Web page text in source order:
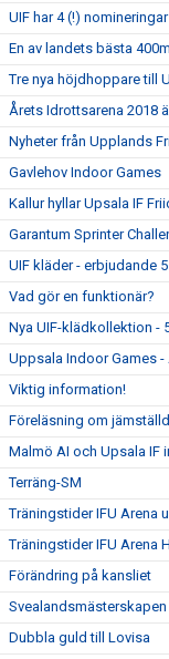
UIF har 4 (!)
En av landets bästa
Tre nya höjdhoppare till
Årets Idrottsarena 2018
Nyheter från Upplands
Gavlehov Indoor Games
Kallur hyllar Upsala IF
Garantum Sprinter
UIF kläder - erbjudande
Vad gör en funktionär?
Nya UIF-klädkollektion -
Uppsala Indoor Games -
Viktig information!
Föreläsning om
Malmö AI och Upsala IF
Terräng-SM
Träningstider IFU Arena
Träningstider IFU Arena
Förändring på kansliet
Svealandsmästerskapen
Dubbla guld till Lovisa